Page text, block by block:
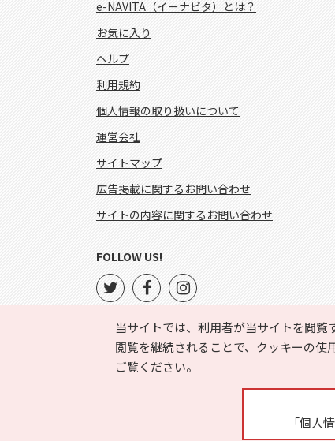
当サイトでは、利用者が当サイトを閲
閲覧を継続されることで、クッキーの使
ご覧ください。
「個人
e-NAVITA（イーナビタ）とは？
お気に入り
ヘルプ
利用規約
個人情報の取り扱いについて
運営会社
サイトマップ
広告掲載に関するお問い合わせ
サイトの内容に関するお問い合わせ
FOLLOW US!